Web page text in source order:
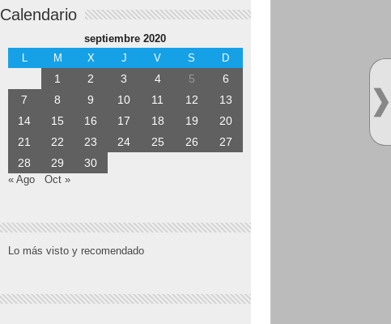
Calendario
septiembre 2020
L
M X J V S D
1 2 3 4 5
6
7
8 9 10 11 12
13
14
15 16 17 18 19
20
21
22 23 24 25 26
27
28
29 30
« Ago Oct »
Lo más visto y recomendado